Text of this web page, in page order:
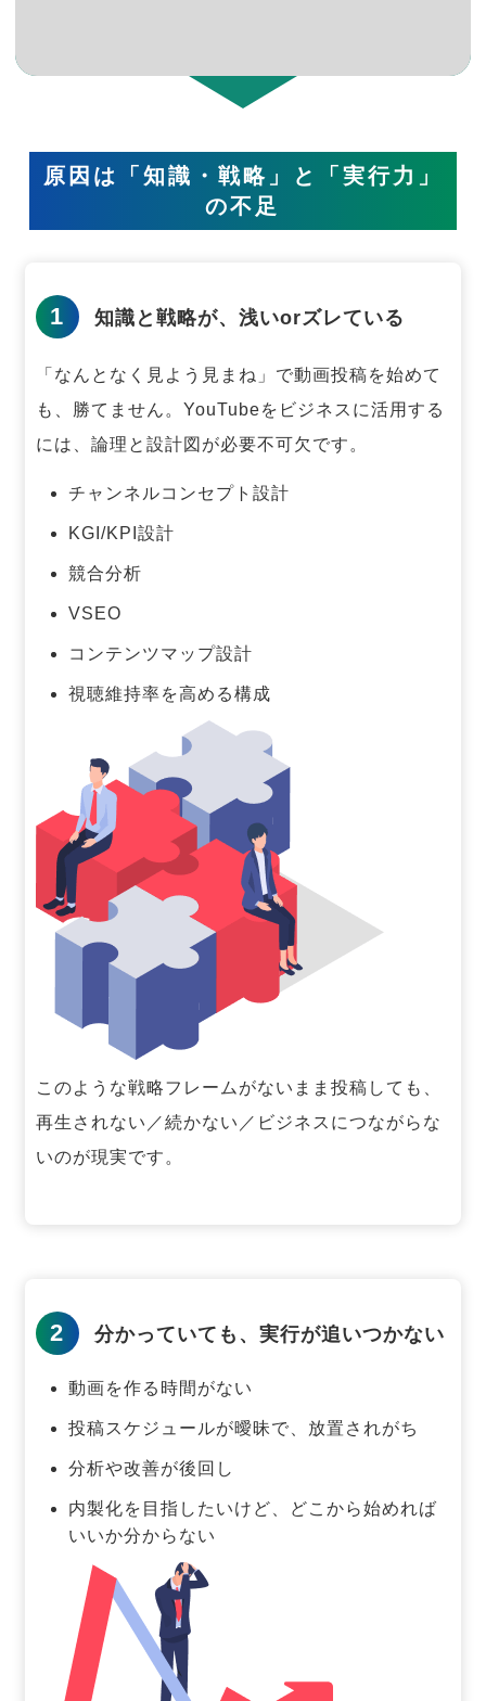
原因は「知識・戦略」と「実行力」
の不足
1 知識と戦略が、浅いorズレている
「なんとなく見よう見まね」で動画投稿を始めて
も、勝てません。 YouTubeをビジネスに活用する
には、論理と設計図が必要不可欠です。
チャンネルコンセプト設計
KGI/KPI設計
競合分析
VSEO
コンテンツマップ設計
視聴維持率を高める構成
このような戦略フレームがないまま投稿しても、
再生されない／続かない／ビジネスにつながらな
いのが現実です。
2 分かっていても、実行が追いつかない
動画を作る時間がない
投稿スケジュールが曖昧で、放置されがち
分析や改善が後回し
内製化を目指したいけど、どこから始めれば
いいか分からない